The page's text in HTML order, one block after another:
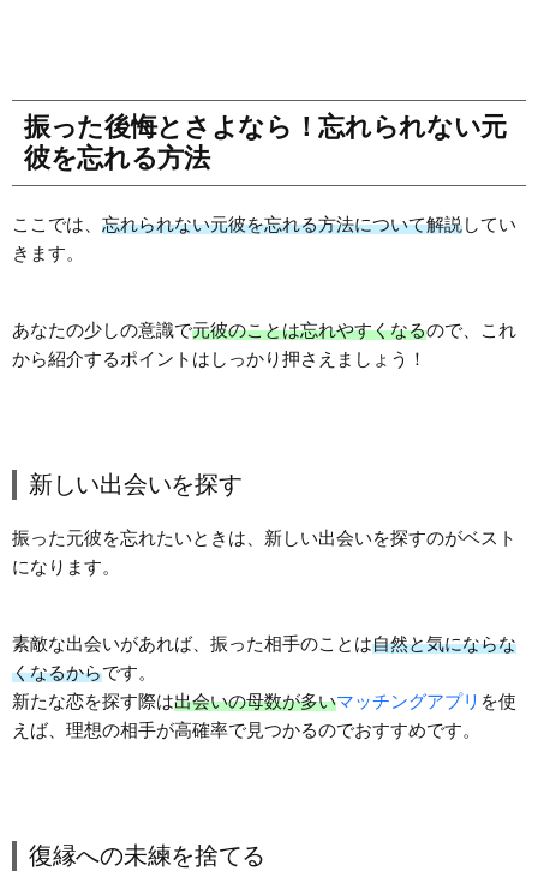
振った後悔とさよなら！忘れられない元
彼を忘れる方法
ここでは、 忘れられない元彼を忘れる方法について解説してい
きます。
あなたの少しの意識で元彼のことは忘れやすくなるので、これ
から紹介するポイントはしっかり押さえましょう！
新しい出会いを探す
振った元彼を忘れたいときは、新しい出会いを探すのがベスト
になります。
素敵な出会いがあれば、振った相手のことは自然と気にならな
くなるからです。
新たな恋を探す際は出会いの母数が多いマッチングアプリ を使
えば、理想の相手が高確率で見つかるのでおすすめです。
復縁への未練を捨てる